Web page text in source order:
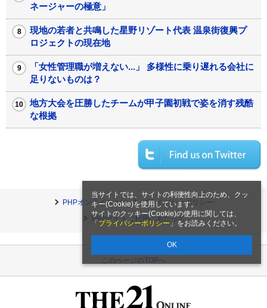
当サイトでは、サイトの利便性向上のため、クッ
キー(Cookie)を使用しています。
サイトのクッキー(Cookie)の使用に関しては、
「 プライバシーポリシー 」をお読みください。
OK
ネージャーの極意」
現地の若者と共鳴した星野リゾート代表 温泉街復興プ
ロジェクトの現在地
「女性管理職が増えない...」 多様性に乗り遅れる会社に
足りないものは？
地方大会を圧勝したチームが甲子園初戦で姿を消す残酷
な根拠
PHPオンラインとは
プライバシーポリシー
Webサイトご利用にあたって
このページのTOPへ